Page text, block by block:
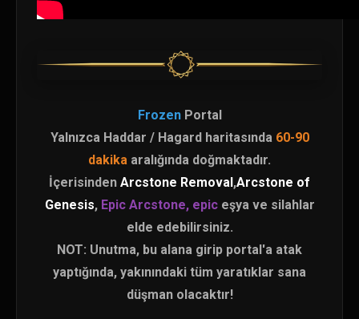
FrozenPortal
Yalnızca Haddar / Hagard haritasında 60-90
dakika aralığında doğmaktadır.
İçerisinden Arcstone Removal,Arcstone of
Genesis, Epic Arcstone, epic eşya ve silahlar
elde edebilirsiniz.
NOT: Unutma, bu alana girip portal'a atak
yaptığında, yakınındaki tüm yaratıklar sana
düşman olacaktır!